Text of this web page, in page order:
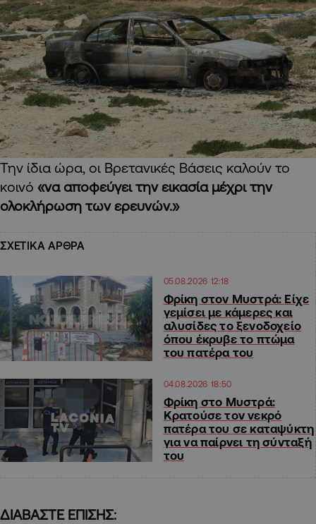
Την ίδια ώρα, οι Βρετανικές Βάσεις καλούν το
κοινό «να αποφεύγει την εικασία μέχρι την
ολοκλήρωση των ερευνών.»
ΣΧΕΤΙΚΑ ΑΡΘΡΑ
05.08.2026 12:18
Φρίκη στον Μυστρά: Είχε
γεμίσει με κάμερες και
αλυσίδες το ξενοδοχείο
όπου έκρυβε το πτώμα
του πατέρα του
04.08.2026 18:50
Φρίκη στο Μυστρά:
Κρατούσε τον νεκρό
πατέρα του σε καταψύκτη
για να παίρνει τη σύνταξή
του
ΔΙΑΒΑΣΤΕ ΕΠΙΣΗΣ: